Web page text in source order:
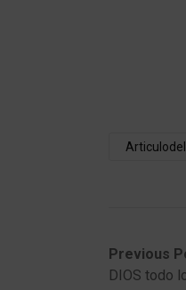
Previous
DIOS todo